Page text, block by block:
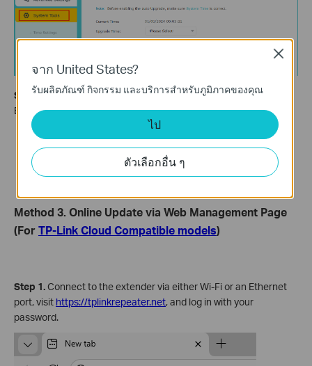
Step 5. Find the Local Upgrade, and click Browseto select the
BIN file, and then clickUpgrade.
Method 3. Online Update via Web Management Page
(ForTP-Link Cloud Compatible models)
Step 1.Connect to the extender via either Wi-Fi or an Ethernet
port, visit https://tplinkrepeater.net, and log in with your
password.
จาก United States?
รับผลิตภัณฑ์ กิจกรรม และบริการสำหรับภูมิภาคของคุณ
ไป
ตัวเลือกอื่น ๆ
Close